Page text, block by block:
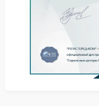
владельцем.
тестирование цепей
замена вышедших из
Сервисный центр
комплектующие и